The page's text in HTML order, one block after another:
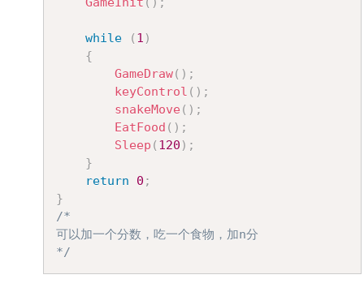
while ( 1 )
{
GameDraw( ) ;
keyControl ( ) ;
snakeMove( ) ;
EatFood ( ) ;
Sleep ( 120 ) ;
}
return
0 ;
}
/*
可以加一个分数，吃一个食物，加n分
*/